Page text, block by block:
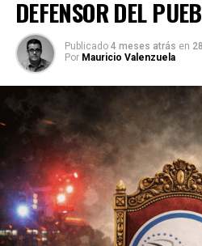
DEFENSOR DEL
Publicado 4 meses atrás en
Por Mauricio Valenzuela